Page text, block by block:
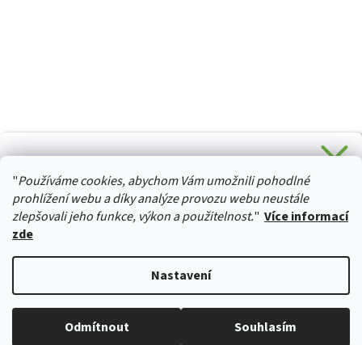
"Používáme cookies, abychom Vám umožnili pohodlné
prohlížení webu a díky analýze provozu webu neustále
zlepšovali jeho funkce, výkon a použitelnost." Více informací
zde
Nastavení
Odmítnout Souhlasím
HURTTA-COLLECTION.CZ
Copyright 2026izviratka.cz. Všechna práva vyhrazena.Upravit
Stačí se přihlásit k odběru novinek z našeho obchodu a je
Vaše :)
Ano, chci se přihlásit
Zásady zpracování osobních údajů